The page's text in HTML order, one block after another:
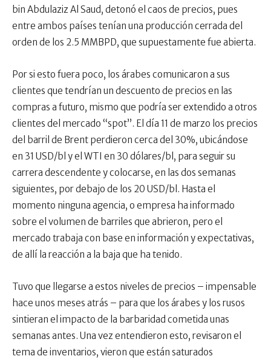
bin Abdulaziz Al Saud, detonó el caos de precios, pues
entre ambos países tenían una producción cerrada del
orden de los 2.5 MMBPD, que supuestamente fue abierta.
Por si esto fuera poco, los árabes comunicaron a sus
clientes que tendrían un descuento de precios en las
compras a futuro, mismo que podría ser extendido a otros
clientes del mercado “spot”. El día 11 de marzo los precios
del barril de Brent perdieron cerca del 30%, ubicándose
en 31 USD/bl y el WTI en 30 dólares/bl, para seguir su
carrera descendente y colocarse, en las dos semanas
siguientes, por debajo de los 20 USD/bl. Hasta el
momento ninguna agencia, o empresa ha informado
sobre el volumen de barriles que abrieron, pero el
mercado trabaja con base en información y expectativas,
de allí la reacción a la baja que ha tenido.
Tuvo que llegarse a estos niveles de precios – impensable
hace unos meses atrás – para que los árabes y los rusos
sintieran el impacto de la barbaridad cometida unas
semanas antes. Una vez entendieron esto, revisaron el
tema de inventarios, vieron que están saturados